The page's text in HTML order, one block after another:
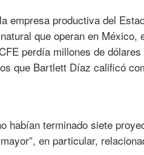
empresa productiva del
que operan en México,
perdía millones de
que Bartlett Díaz calificó
habían terminado siete
en particular,